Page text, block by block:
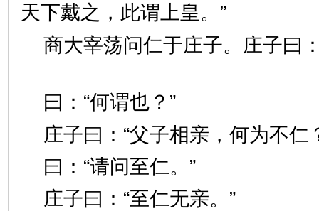
天下戴之，此谓上皇。”
商大宰荡问仁于庄子。庄子
曰：“何谓也？”
庄子曰：“父子相亲，何为
曰：“请问至仁。”
庄子曰：“至仁无亲。”